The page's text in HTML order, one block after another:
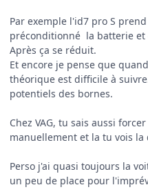
Par exemple l'id7 pro S
préconditionné la batterie et
Après ça se réduit.
Et encore je pense que
théorique est difficile à
potentiels des bornes.
Chez VAG, tu sais aussi
manuellement et la tu vois la
Perso j'ai quasi toujours la
un peu de place pour